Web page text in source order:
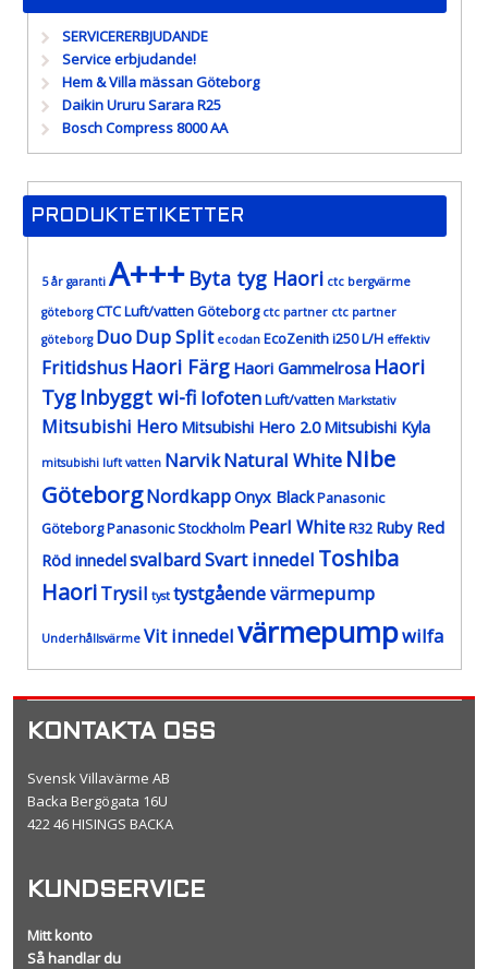
SERVICERERBJUDANDE
Service erbjudande!
Hem & Villa mässan Göteborg
Daikin Ururu Sarara R25
Bosch Compress 8000 AA
PRODUKTETIKETTER
5 år garanti A+++ Byta tyg Haori ctc bergvärme
göteborg CTC Luft/vatten Göteborg ctc partner ctc partner
göteborg DuoDup Split ecodan EcoZenith i250 L/H effektiv
Fritidshus Haori Färg Haori Gammelrosa Haori
Tyg Inbyggt wi-fi lofotenLuft/vatten Markstativ
Mitsubishi Hero Mitsubishi Hero 2.0 Mitsubishi Kyla
mitsubishi luft vatten NarvikNatural White Nibe
GöteborgNordkappOnyx BlackPanasonic
GöteborgPanasonic Stockholm Pearl WhiteR32 Ruby Red
Röd innedelsvalbardSvart innedel Toshiba
HaoriTrysil tyst tystgående värmepump
Underhållsvärme Vit innedelvärmepumpwilfa
KONTAKTA OSS
Svensk Villavärme AB
Backa Bergögata 16U
422 46 HISINGS BACKA
KUNDSERVICE
Mitt konto
Så handlar du